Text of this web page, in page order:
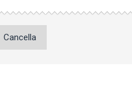
Cancella